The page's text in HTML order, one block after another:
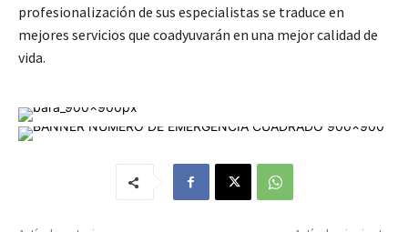
profesionalización de sus especialistas se traduce en
mejores servicios que coadyuvarán en una mejor calidad de
vida.